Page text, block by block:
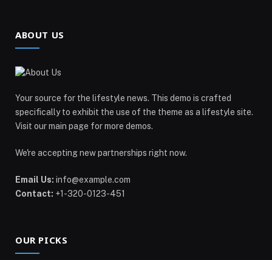
ABOUT US
Your source for the lifestyle news. This demo is crafted
specifically to exhibit the use of the theme as a lifestyle site.
Visit our main page for more demos.
We're accepting new partnerships right now.
Email Us: info@example.com
Contact: +1-320-0123-451
OUR PICKS